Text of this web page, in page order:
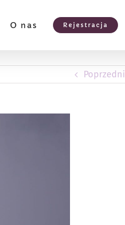
O nas Rejestracja
Poprzedni